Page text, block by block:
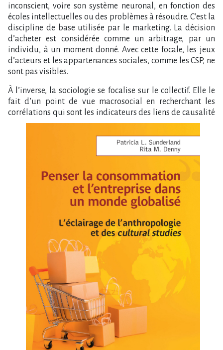
inconscient, voire son système neuronal, en fonction des
écoles intellectuelles ou des problèmes à résoudre. C’est la
discipline de base utilisée par le marketing. La décision
d’acheter est considérée comme un arbitrage, par un
individu, à un moment donné. Avec cette focale, les jeux
d’acteurs et les appartenances sociales, comme les CSP, ne
sont pas visibles.
À l’inverse, la sociologie se focalise sur le collectif. Elle le
fait d’un point de vue macrosocial en recherchant les
corrélations qui sont les indicateurs des liens de causalité